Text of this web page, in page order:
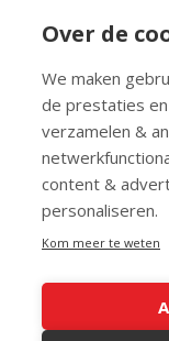
Over de
We maken
de prestaties
verzamelen &
content &
personaliseren.
Kom meer te weten
Bibliotheek
Info en service
FAQ
Doneren
Privacy
Voorwaarden
Meedoen
© 2026 Maurice.nl -
copyright. Voor